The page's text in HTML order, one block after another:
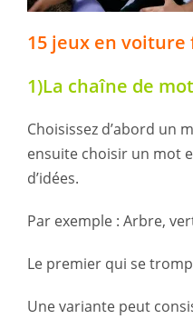
15 jeux en voiture
1)La chaîne de
Choisissez d’abord un
ensuite choisir un mot
d’idées.
Par exemple : Arbre,
Le premier qui se
Une variante peut